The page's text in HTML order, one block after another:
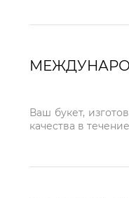
Ваш букет,
качества в